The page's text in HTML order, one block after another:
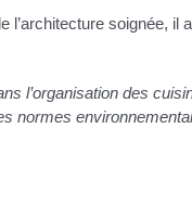
soignée, il
l’organisation des
normes